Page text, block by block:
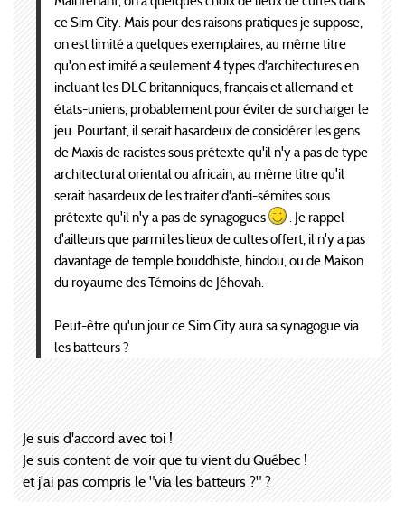
ce Sim City. Mais pour des raisons pratiques je suppose,
on est limité a quelques exemplaires, au même titre
qu'on est imité a seulement 4 types d'architectures en
incluant les DLC britanniques, français et allemand et
états-uniens, probablement pour éviter de surcharger le
jeu. Pourtant, il serait hasardeux de considérer les gens
de Maxis de racistes sous prétexte qu'il n'y a pas de type
architectural oriental ou africain, au même titre qu'il
serait hasardeux de les traiter d'anti-sémites sous
prétexte qu'il n'y a pas de synagogues
. Je rappel
d'ailleurs que parmi les lieux de cultes offert, il n'y a pas
davantage de temple bouddhiste, hindou, ou de Maison
du royaume des Témoins de Jéhovah.
Peut-être qu'un jour ce Sim City aura sa synagogue via
les batteurs ?
Je suis d'accord avec toi !
Je suis content de voir que tu vient du Québec !
et j'ai pas compris le "via les batteurs ?" ?